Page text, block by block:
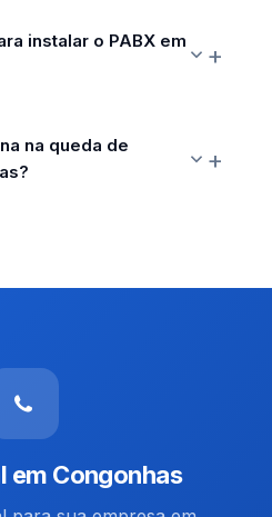
instalar o PABX em
na queda de
em Congonhas